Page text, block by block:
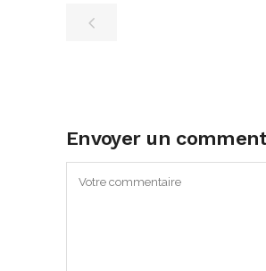
Envoyer un